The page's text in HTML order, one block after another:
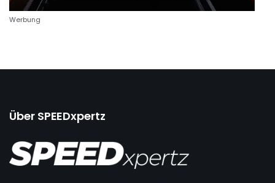
Werbung
Über SPEEDxpertz